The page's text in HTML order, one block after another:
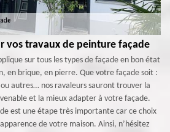
vos travaux de peinture façade
sur tous les types de façade en bon état
en brique, en pierre. Que votre façade soit :
autres… nos ravaleurs sauront trouver la
et la mieux adapter à votre façade.
est une étape très importante car ce choix
de votre maison. Ainsi, n’hésitez